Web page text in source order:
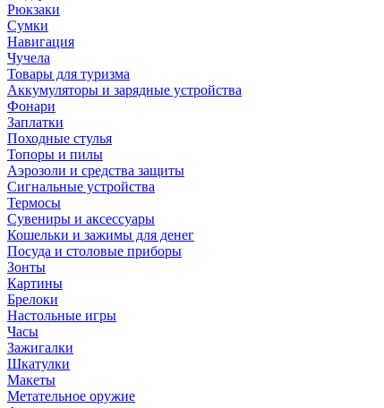
Рюкзаки
Сумки
Навигация
Чучела
Товары для туризма
Аккумуляторы и зарядные устройства
Фонари
Заплатки
Походные стулья
Топоры и пилы
Аэрозоли и средства защиты
Сигнальные устройства
Термосы
Сувениры и аксессуары
Кошельки и зажимы для денег
Посуда и столовые приборы
Зонты
Картины
Брелоки
Настольные игры
Часы
Зажигалки
Шкатулки
Макеты
Метательное оружие